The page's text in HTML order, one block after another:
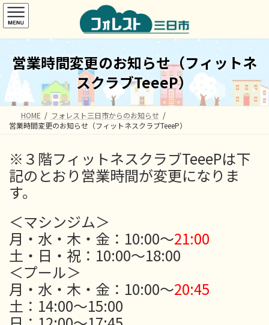
コ
ン
テ
ン
キ
ッ
ナ
ビ
ゲ
ー
に
移
営業時間変更のお知らせ（フィットネ
スクラブTeeeP）
HOME
フォレスト三日市からのお知らせ
営業時間変更のお知らせ（フィットネスクラブTeeeP）
※３階フィットネスクラブTeeePは下
記のとおり営業時間が変更になりま
す。
＜マシンジム＞
月・水・木・金：10:00～21:00
土・日・祝：10:00～18:00
＜プール＞
月・水・木・金：10:00～20:45
土：14:00～15:00